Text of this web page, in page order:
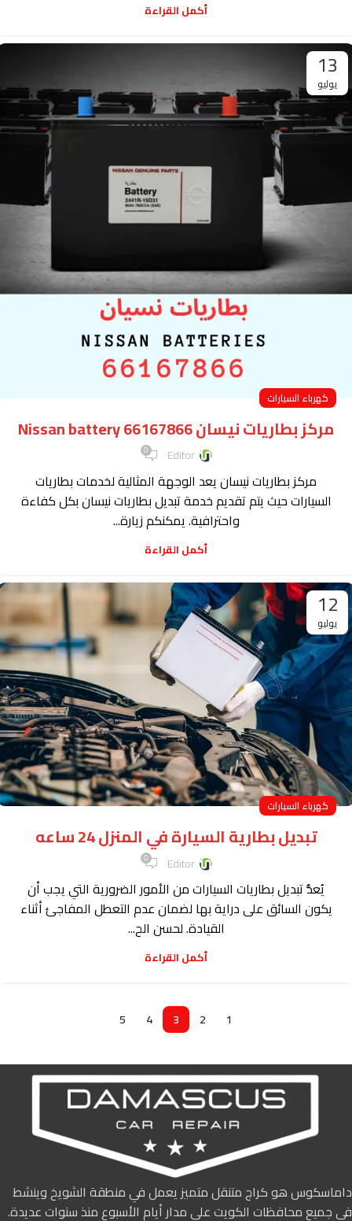
أكمل القراءة
13
يوليو
كهرباء السيارات
مركز بطاريات نيسان Nissan battery 66167866
Editor
0
مركز بطاريات نيسان يعد الوجهة المثالية لخدمات بطاريات
السيارات حيث يتم تقديم خدمة تبديل بطاريات نيسان بكل كفاءة
واحترافية. يمكنكم زيارة...
أكمل القراءة
12
يوليو
كهرباء السيارات
تبديل بطارية السيارة في المنزل 24 ساعه
Editor
0
يُعدُّ تبديل بطاريات السيارات من الأمور الضرورية التي يجب أن
يكون السائق على دراية بها لضمان عدم التعطل المفاجئ أثناء
القيادة. لحسن الح...
أكمل القراءة
1
2
3
4
5
داماسكوس هو كراج متنقل متميز يعمل في منطقة الشويخ وينشط
في جميع محافظات الكويت على مدار أيام الأسبوع منذ سنوات عديدة.